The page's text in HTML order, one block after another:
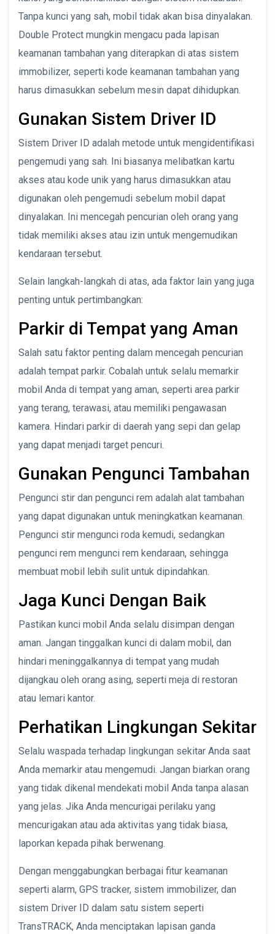
Tanpa kunci yang sah, mobil tidak akan bisa dinyalakan.
Double Protect mungkin mengacu pada lapisan
keamanan tambahan yang diterapkan di atas sistem
immobilizer, seperti kode keamanan tambahan yang
harus dimasukkan sebelum mesin dapat dihidupkan.
Gunakan Sistem Driver ID
Sistem Driver ID adalah metode untuk mengidentifikasi
pengemudi yang sah. Ini biasanya melibatkan kartu
akses atau kode unik yang harus dimasukkan atau
digunakan oleh pengemudi sebelum mobil dapat
dinyalakan. Ini mencegah pencurian oleh orang yang
tidak memiliki akses atau izin untuk mengemudikan
kendaraan tersebut.
Selain langkah-langkah di atas, ada faktor lain yang juga
penting untuk pertimbangkan:
Parkir di Tempat yang Aman
Salah satu faktor penting dalam mencegah pencurian
adalah tempat parkir. Cobalah untuk selalu memarkir
mobil Anda di tempat yang aman, seperti area parkir
yang terang, terawasi, atau memiliki pengawasan
kamera. Hindari parkir di daerah yang sepi dan gelap
yang dapat menjadi target pencuri.
Gunakan Pengunci Tambahan
Pengunci stir dan pengunci rem adalah alat tambahan
yang dapat digunakan untuk meningkatkan keamanan.
Pengunci stir mengunci roda kemudi, sedangkan
pengunci rem mengunci rem kendaraan, sehingga
membuat mobil lebih sulit untuk dipindahkan.
Jaga Kunci Dengan Baik
Pastikan kunci mobil Anda selalu disimpan dengan
aman. Jangan tinggalkan kunci di dalam mobil, dan
hindari meninggalkannya di tempat yang mudah
dijangkau oleh orang asing, seperti meja di restoran
atau lemari kantor.
Perhatikan Lingkungan Sekitar
Selalu waspada terhadap lingkungan sekitar Anda saat
Anda memarkir atau mengemudi. Jangan biarkan orang
yang tidak dikenal mendekati mobil Anda tanpa alasan
yang jelas. Jika Anda mencurigai perilaku yang
mencurigakan atau ada aktivitas yang tidak biasa,
laporkan kepada pihak berwenang.
Dengan menggabungkan berbagai fitur keamanan
seperti alarm, GPS tracker, sistem immobilizer, dan
sistem Driver ID dalam satu sistem seperti
TransTRACK, Anda menciptakan lapisan ganda